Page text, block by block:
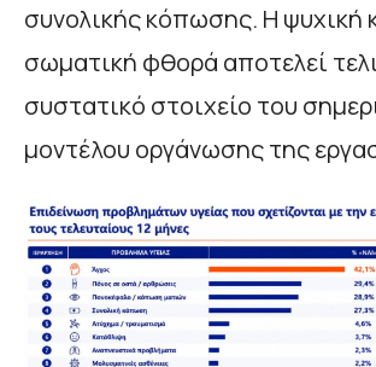
συνολικής κόπωσης. Η ψυχική
σωματική φθορά αποτελεί
συστατικό στοιχείο του
μοντέλου οργάνωσης της